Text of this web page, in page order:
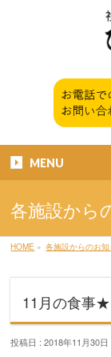
MENU
各施設から
HOME » 各施設からのお
11月の食事★
投稿日 : 2018年11月30日